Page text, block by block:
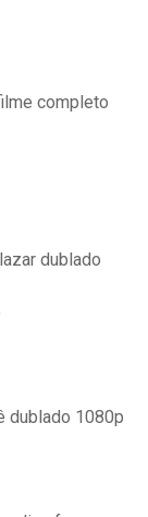
completo
dublado
dublado 1080p